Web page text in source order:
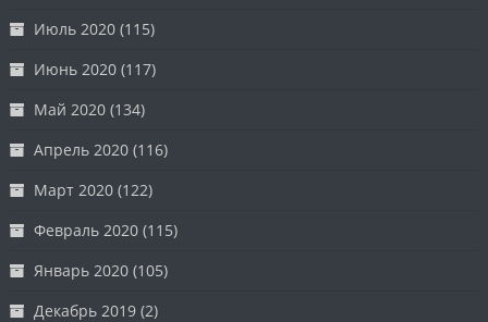
Июль 2020 (115)
Июнь 2020 (117)
Май 2020 (134)
Апрель 2020 (116)
Март 2020 (122)
Февраль 2020 (115)
Январь 2020 (105)
Декабрь 2019 (2)